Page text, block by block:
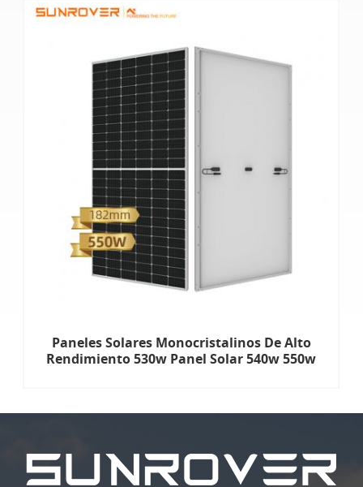
Paneles Solares Monocristalinos De Alto
Rendimiento 530w Panel Solar 540w 550w